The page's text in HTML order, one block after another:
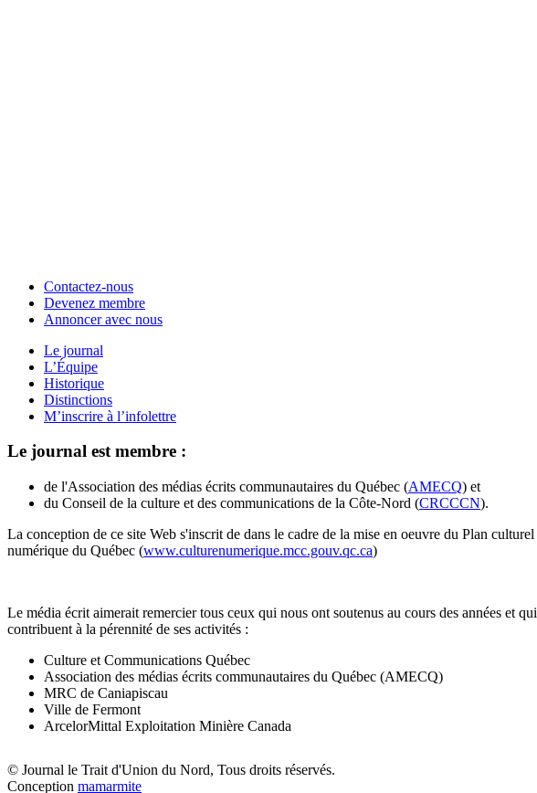
Contactez-nous
Devenez membre
Annoncer avec nous
Le journal
L’Équipe
Historique
Distinctions
M’inscrire à l’infolettre
Le journal est membre :
de l'Association des médias écrits communautaires du Québec (AMECQ) et
du Conseil de la culture et des communications de la Côte-Nord (CRCCCN).
La conception de ce site Web s'inscrit de dans le cadre de la mise en oeuvre du Plan culturel
numérique du Québec (www.culturenumerique.mcc.gouv.qc.ca)
Le média écrit aimerait remercier tous ceux qui nous ont soutenus au cours des années et qui
contribuent à la pérennité de ses activités :
Culture et Communications Québec
Association des médias écrits communautaires du Québec (AMECQ)
MRC de Caniapiscau
Ville de Fermont
ArcelorMittal Exploitation Minière Canada
© Journal le Trait d'Union du Nord, Tous droits réservés.
Conception mamarmite